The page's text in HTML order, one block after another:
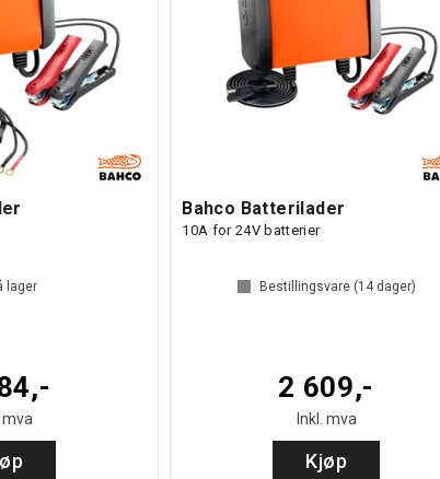
lager
mva
Bahco Batterilader
10A for 24V batterier
Bestillingsvare (14dager)
2 609,-
Inkl. mva
Kjøp